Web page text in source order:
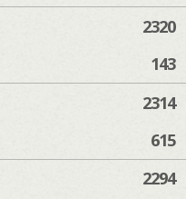
2320
143
2314
615
2294